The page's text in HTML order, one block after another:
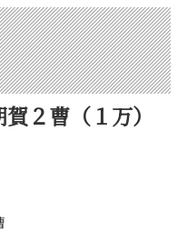
２曹（１万）